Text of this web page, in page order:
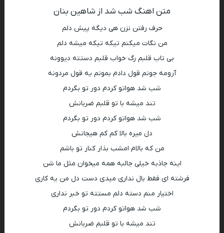
متن اهنگ شب شد از شاهین بنان
حرف رفتن نزن هی دیگه پیش دلم
من نگات میکنم تیکه تیکه میشه دلم
بی تاب قلبم رگ خواب قلبم دستته دیوونه
آرومه جونم قول دادم بمونم یه قول مردونه
شب شد هواتو کردم‌ دور تو بگردم
تند میشه با تو قلبم ضربانش
شب شد هواتو کردم دور تو بگردم
دل میره بالا کم کم هیجانش
من که بالام امشب بذار کنار تو باشم
اینه جاذبه خیلی جالبه همه میخوان مثل ما شن
فرشته ای فقط بال نداری میدی دست دل من یه کاری
اختیار منم دسته دلم مستته تو خبر نداری
شب شد هواتو کردم‌ دور تو بگردم
تند میشه با تو قلبم ضربانش